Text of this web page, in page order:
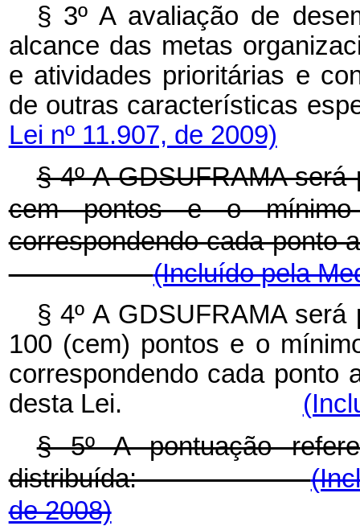
§ 3º A avaliação de
alcance das metas
e atividades prioritárias e
de outras
Lei nº 11.907, de 2009)
§ 4º A GDSUFRAMA
cem pontos e o
correspondendo cada ponto
(Incluído pela
§ 4º A GDSUFRAMA
100 (cem) pontos e o
correspondendo cada ponto
desta Lei.
§ 5º A pontuação
distribuída:
de 2008)